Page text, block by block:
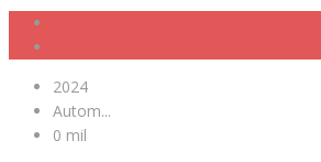
2024
Autom...
0 mil